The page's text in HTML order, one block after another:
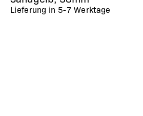
Lieferung in 5-7 Werktage